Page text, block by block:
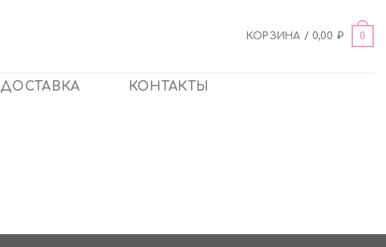
КОРЗИНА /0,00 ₽ 0
ДОСТАВКА КОНТАКТЫ